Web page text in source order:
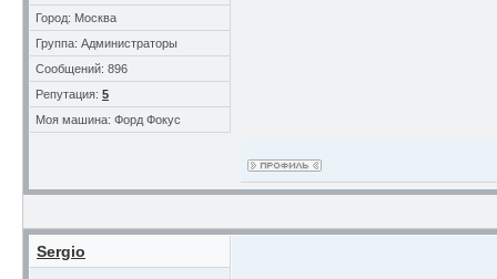
Город: Москва
Группа: Администраторы
Сообщений: 896
Репутация: 5
Моя машина: Форд Фокус
Sergio